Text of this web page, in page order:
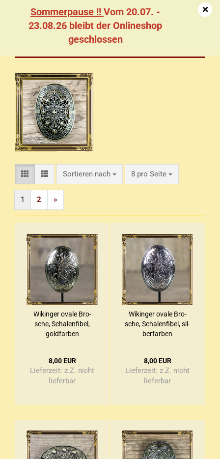
Sommerpause !! Vom 20.07. -
23.08.26 bleibt der Onlineshop
geschlossen
Broschen im Wikinger - Stil
Sortieren nach
Sortieren nach 8 pro Seite
pro Seite
1 2 »
Wi­kin­ger ovale Bro­
sche, Scha­len­fi­bel,
gold­far­ben
8,00 EUR
Lieferzeit: z.Z. nicht
lieferbar
Wi­kin­ger ovale Bro­
sche, Scha­len­fi­bel, sil­
ber­far­ben
8,00 EUR
Lieferzeit: z.Z. nicht
lieferbar